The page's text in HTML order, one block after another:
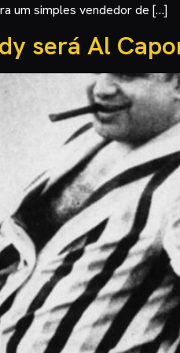
um simples vendedor de […]
será Al